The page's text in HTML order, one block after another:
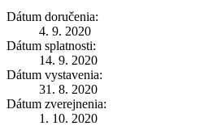
Dátum doručenia:
4. 9. 2020
Dátum splatnosti:
14. 9. 2020
Dátum vystavenia:
31. 8. 2020
Dátum zverejnenia:
1. 10. 2020